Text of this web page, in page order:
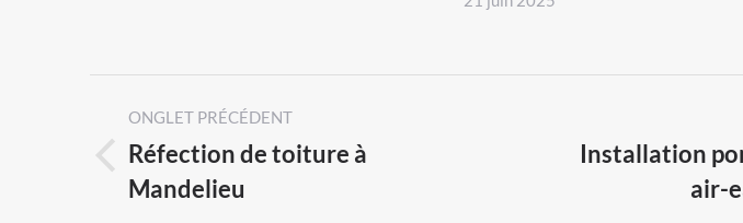
Post
navigation
ONGLET PRÉCÉDENT
Previous
post:
Réfection de toiture à
Mandelieu
Next
Installation
air-